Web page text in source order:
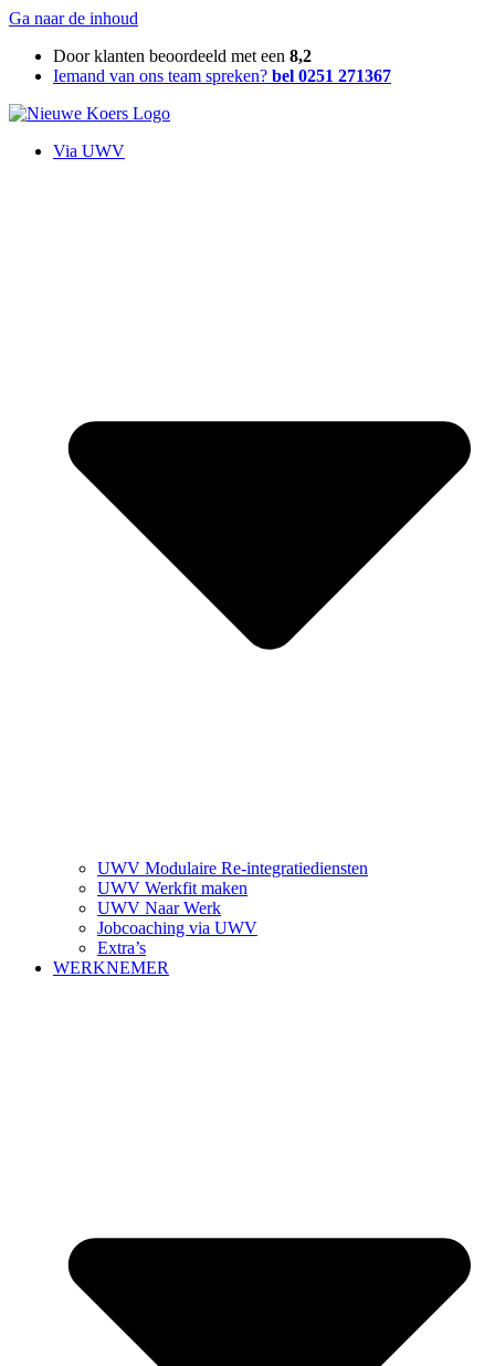
Ga naar de inhoud
Door klanten beoordeeld met een 8,2
Iemand van ons team spreken? bel 0251 271367
Via UWV
UWV Modulaire Re-integratiediensten
UWV Werkfit maken
UWV Naar Werk
Jobcoaching via UWV
Extra’s
WERKNEMER